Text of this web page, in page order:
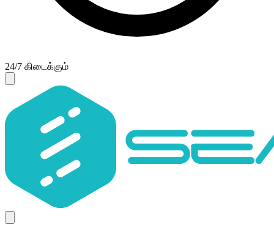
24/7 கிடைக்கும்